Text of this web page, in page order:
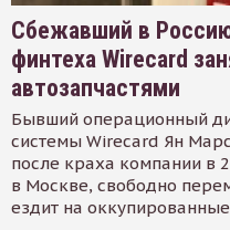
Сбежавший в
финтеха Wirecard
автозапчастями
Бывший операционный
системы Wirecard Ян
после краха компании в
в Москве, свободно
ездит на